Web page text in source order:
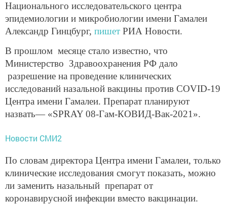
Национального исследовательского центра
эпидемиологии и микробиологии имени Гамалеи
Александр Гинцбург, пишет РИА Новости.
В прошлом месяце стало известно, что
Министерство Здравоохранения РФ дало
разрешение на проведение клинических
исследований назальной вакцины против COVID-19
Центра имени Гамалеи. Препарат планируют
назвать— «SPRAY 08-Гам-КОВИД-Вак-2021».
Новости СМИ2
По словам директора Центра имени Гамалеи, только
клинические исследования смогут показать, можно
ли заменить назальный препарат от
коронавирусной инфекции вместо вакцинации.